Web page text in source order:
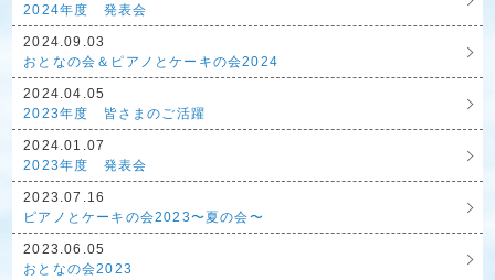
2024年度 発表会
2024.09.03
おとなの会＆ピアノとケーキの会2024
2024.04.05
2023年度 皆さまのご活躍
2024.01.07
2023年度 発表会
2023.07.16
ピアノとケーキの会2023〜夏の会〜
2023.06.05
おとなの会2023